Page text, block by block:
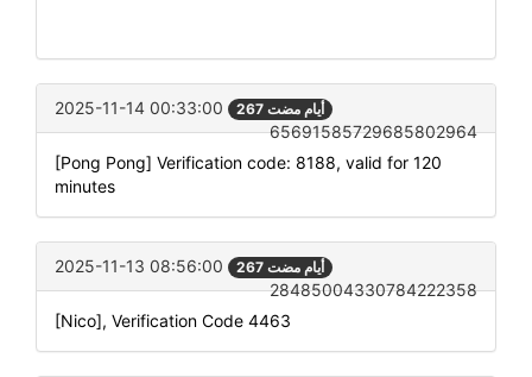
2025-11-14 00:33:00 267 أيام مضت
65691585729685802964
[Pong Pong] Verification code: 8188, valid for 120
minutes
2025-11-13 08:56:00 267 أيام مضت
28485004330784222358
[Nico], Verification Code 4463